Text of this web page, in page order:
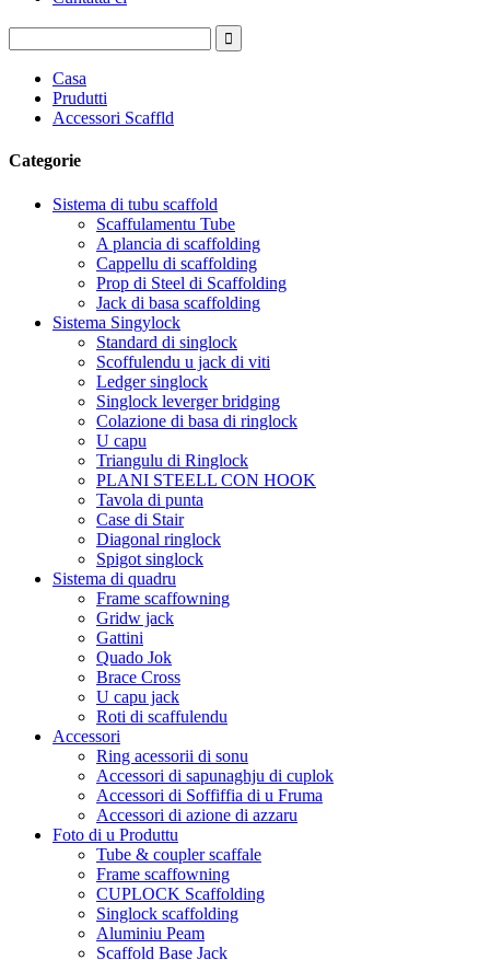
Casa
Prudutti
Accessori Scaffld
Categorie
Sistema di tubu scaffold
Scaffulamentu Tube
A plancia di scaffolding
Cappellu di scaffolding
Prop di Steel di Scaffolding
Jack di basa scaffolding
Sistema Singylock
Standard di singlock
Scoffulendu u jack di viti
Ledger singlock
Singlock leverger bridging
Colazione di basa di ringlock
U capu
Triangulu di Ringlock
PLANI STEELL CON HOOK
Tavola di punta
Case di Stair
Diagonal ringlock
Spigot singlock
Sistema di quadru
Frame scaffowning
Gridw jack
Gattini
Quado Jok
Brace Cross
U capu jack
Roti di scaffulendu
Accessori
Ring acessorii di sonu
Accessori di sapunaghju di cuplok
Accessori di Soffiffia di u Fruma
Accessori di azione di azzaru
Foto di u Produttu
Tube & coupler scaffale
Frame scaffowning
CUPLOCK Scaffolding
Singlock scaffolding
Aluminiu Peam
Scaffold Base Jack